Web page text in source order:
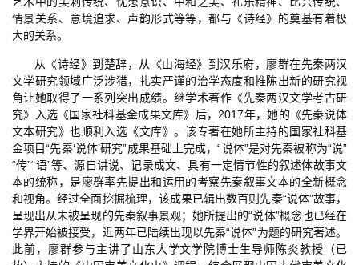
情景关系、意境追求、声韵形式等等，都与《诗经》的奠基有着极
大的关系。
从《诗经》到楚辞，从《山海经》到汉乐府，廖群在先秦两汉
文学研究领域广泛涉猎，扎实严谨的治学态度和推陈出新的研究视
角让她取得了一系列突出成绩。继学术著作《先秦两汉文学考古研
究》入选《国家社科基金成果文库》后，2017年，她的《先秦说体
文本研究》也顺利入选《文库》。该专著在她所主持的国家社科基
金项目“先秦‘说体’研究”成果基础上完成，“说体”是对先秦被称为“说”
“传”“语”等、源自讲说、记录成文、具有一定情节性的叙述体故事文
本的统称，是廖群率先提出和运用的考察先秦叙事文本的全新概念
和视角。经过全面挖掘梳理，该成果已辑出数百则先秦“说体”故事，
呈现出从未被呈现的先秦叙事景观；她所提出的“说体”概念也已经在
学界开始被接受，近两年已陆续出现以先秦“说体”为题的研究著述。
此前，廖群参与主讲了山东大学文学院博士生导师陈炎教授（已